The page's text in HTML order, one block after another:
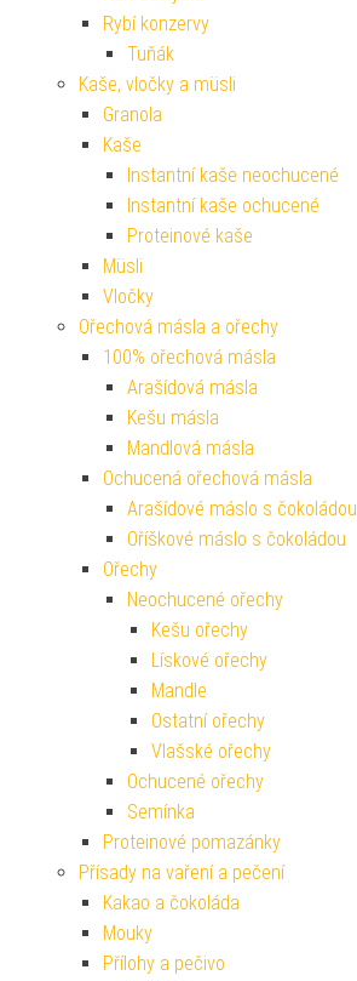
Rybí konzervy
Tuňák
Kaše, vločky a müsli
Granola
Kaše
Instantní kaše neochucené
Instantní kaše ochucené
Proteinové kaše
Müsli
Vločky
Ořechová másla a ořechy
100% ořechová másla
Arašídová másla
Kešu másla
Mandlová másla
Ochucená ořechová másla
Arašídové máslo s čokoládou
Oříškové máslo s čokoládou
Ořechy
Neochucené ořechy
Kešu ořechy
Lískové ořechy
Mandle
Ostatní ořechy
Vlašské ořechy
Ochucené ořechy
Semínka
Proteinové pomazánky
Přísady na vaření a pečení
Kakao a čokoláda
Mouky
Přílohy a pečivo